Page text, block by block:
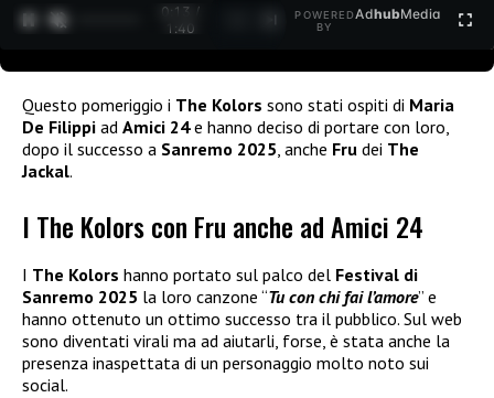
0:14 /
1:40
POWERED
BY
AdhubMedia
Questo pomeriggio i The Kolors sono stati ospiti di Maria
De Filippi ad Amici 24e hanno deciso di portare con loro,
dopo il successo a Sanremo 2025 , anche Fru dei The
Jackal.
I The Kolors con Fru anche ad Amici 24
I The Kolors hanno portato sul palco del Festival di
Sanremo 2025 la loro canzone “Tu con chi fai l’amore” e
hanno ottenuto un ottimo successo tra il pubblico. Sul web
sono diventati virali ma ad aiutarli, forse, è stata anche la
presenza inaspettata di un personaggio molto noto sui
social.